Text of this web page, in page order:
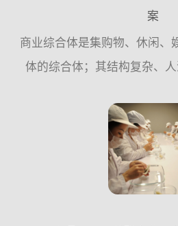
案
商业综合体是集购物、休闲、
体的综合体；其结构复杂、
统、线路系统、绿化系统、仓
圾房组成，这种